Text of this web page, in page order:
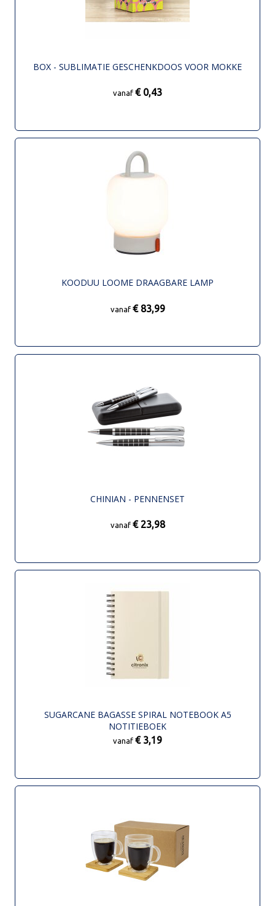
BOX - SUBLIMATIE GESCHENKDOOS VOOR MOKKE
vanaf € 0,43
KOODUU LOOME DRAAGBARE LAMP
vanaf € 83,99
CHINIAN - PENNENSET
vanaf € 23,98
SUGARCANE BAGASSE SPIRAL NOTEBOOK A5
NOTITIEBOEK
vanaf € 3,19